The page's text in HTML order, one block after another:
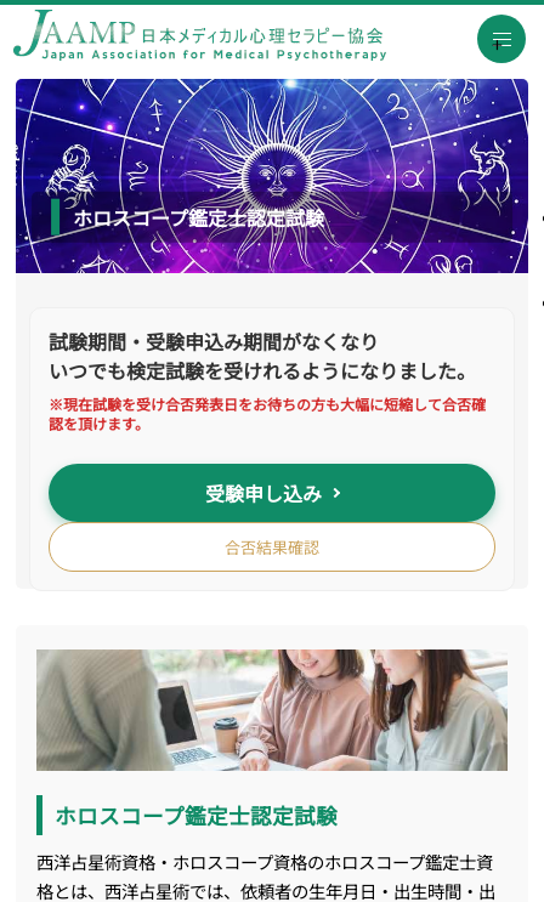
ホロスコープ鑑定士認定試験
試験期間・受験申込み期間がなくなり
いつでも検定試験を受けれるようになりました。
※現在試験を受け合否発表日をお待ちの方も大幅に短縮して合否確
認を頂けます。
受験申し込み
合否結果確認
ホロスコープ鑑定士認定試験
西洋占星術資格・ホロスコープ資格のホロスコープ鑑定士資
格とは、西洋占星術では、依頼者の生年月日・出生時間・出